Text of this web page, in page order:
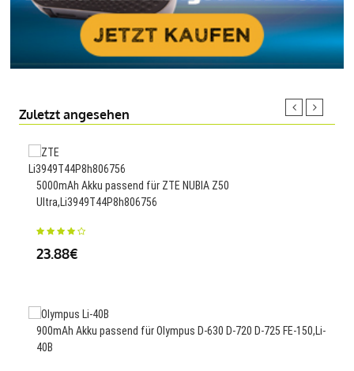
Zuletzt angesehen
5000mAh Akku passend für ZTE NUBIA Z50
Ultra,Li3949T44P8h806756
23.88€
900mAh Akku passend für Olympus D-630 D-720 D-725 FE-150,Li-
40B